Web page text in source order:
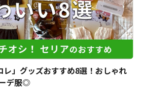
レ」グッズおすすめ8選！おしゃれ
デ服◎